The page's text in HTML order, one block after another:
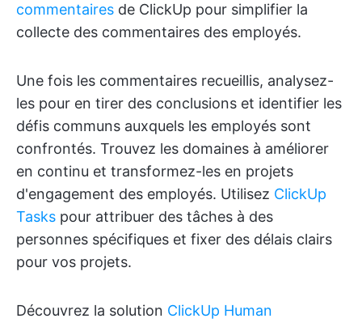
commentaires de ClickUp pour simplifier la
collecte des commentaires des employés.
Une fois les commentaires recueillis, analysez-
les pour en tirer des conclusions et identifier les
défis communs auxquels les employés sont
confrontés. Trouvez les domaines à améliorer
en continu et transformez-les en projets
d'engagement des employés. Utilisez ClickUp
Tasks pour attribuer des tâches à des
personnes spécifiques et fixer des délais clairs
pour vos projets.
Découvrez la solution ClickUp Human